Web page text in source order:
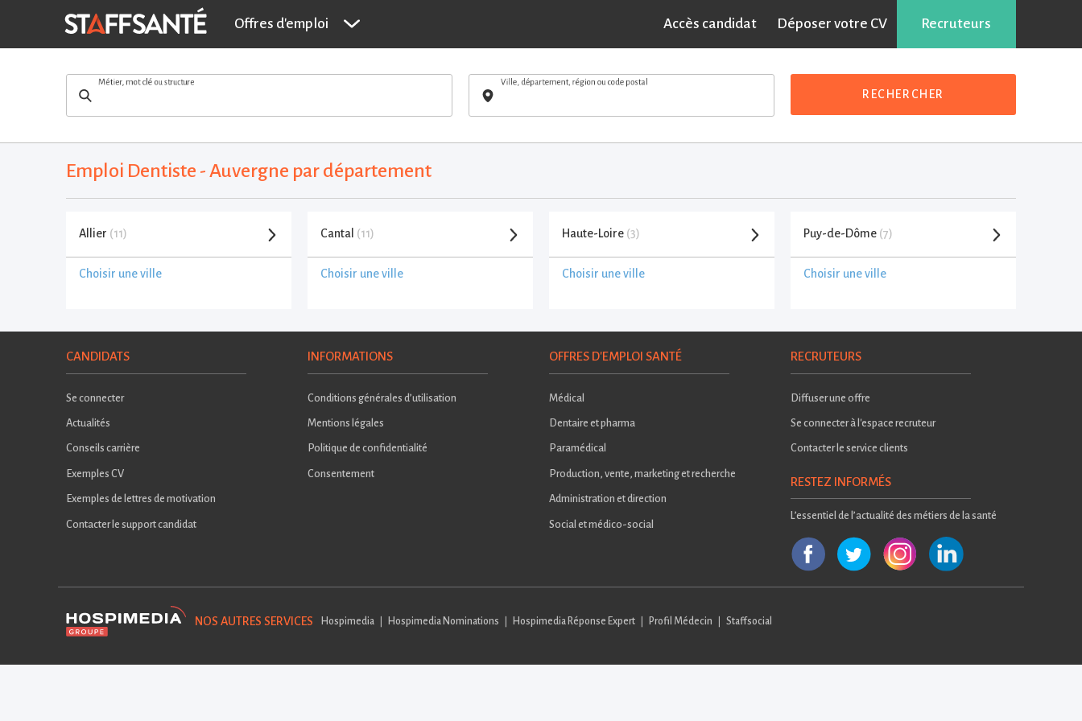
Offres d'emploi Accès candidat Déposer votre CV Recruteurs
Métier, mot clé ou structure Ville, département, région ou code postal
RECHERCHER
Emploi Dentiste - Auvergne par département
Allier (11)
Choisir une ville
Cantal (11)
Choisir une ville
Haute-Loire (3)
Choisir une ville
Puy-de-Dôme (7)
Choisir une ville
CANDIDATS
Se connecter
Actualités
Conseils carrière
Exemples CV
Exemples de lettres de motivation
Contacter le support candidat
INFORMATIONS
Conditions générales d’utilisation
Mentions légales
Politique de confidentialité
Consentement
OFFRES D'EMPLOI SANTÉ
Médical
Dentaire et pharma
Paramédical
Production, vente, marketing et recherche
Administration et direction
Social et médico-social
RECRUTEURS
Diffuser une offre
Se connecter à l'espace recruteur
Contacter le service clients
RESTEZ INFORMÉS
L’essentiel de l’actualité des métiers de la santé
NOS AUTRES SERVICES Hospimedia Hospimedia Nominations Hospimedia Réponse Expert Profil Médecin Staffsocial